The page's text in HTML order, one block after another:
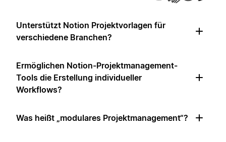
Unterstützt Notion Projektvorlagen für
verschiedene Branchen?
Ermöglichen Notion-Projektmanagement-
Tools die Erstellung individueller
Workflows?
Was heißt „modulares Projektmanagement“?